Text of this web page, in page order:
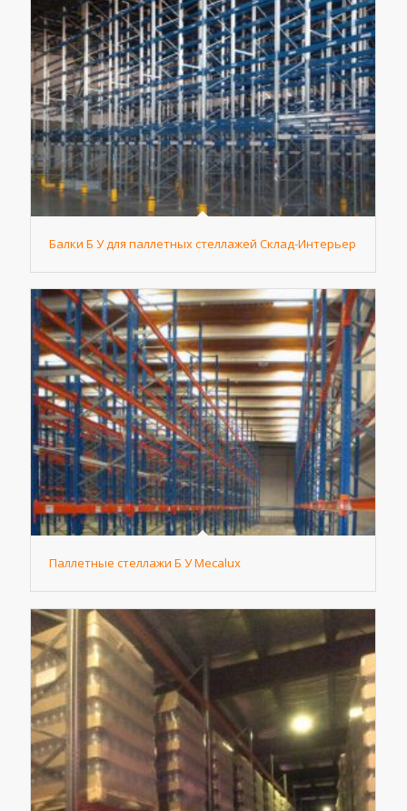
Балки Б У для паллетных стеллажей Склад-Интерьер
Паллетные стеллажи Б У Mecalux